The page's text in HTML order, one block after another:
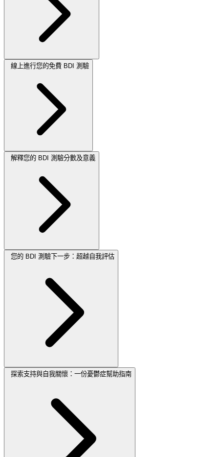
線上進行您的免費 BDI 測驗
解釋您的 BDI 測驗分數及意義
您的 BDI 測驗下一步：超越自我評估
探索支持與自我關懷：一份憂鬱症幫助指南